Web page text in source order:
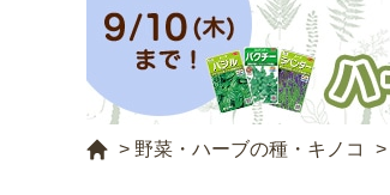
> 野菜・ハーブの種・キノコ >